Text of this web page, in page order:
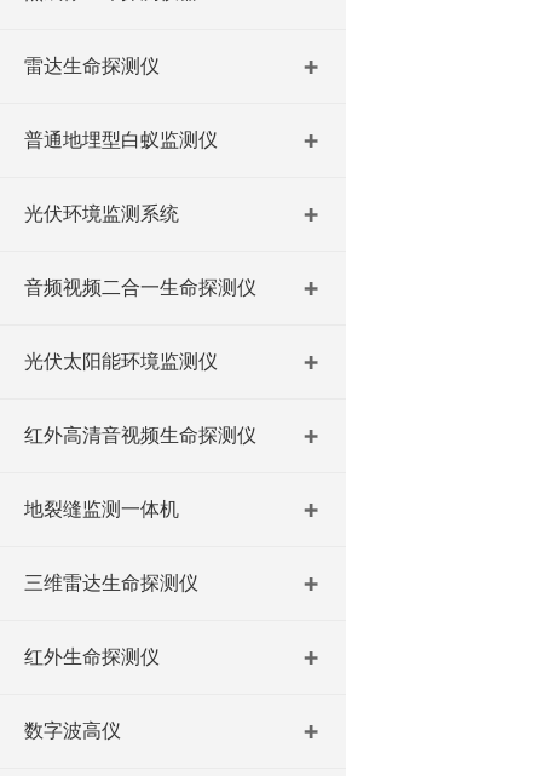
雷达生命探测仪
普通地埋型白蚁监测仪
光伏环境监测系统
音频视频二合一生命探测仪
光伏太阳能环境监测仪
红外高清音视频生命探测仪
地裂缝监测一体机
三维雷达生命探测仪
红外生命探测仪
数字波高仪